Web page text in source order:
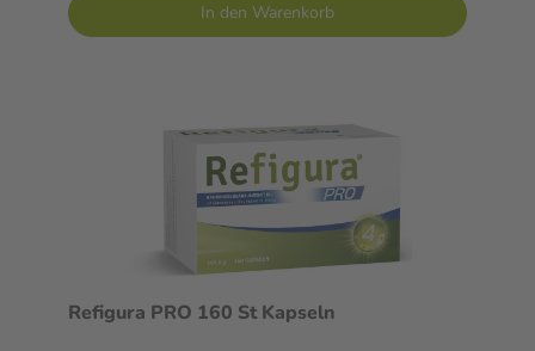
In den Warenkorb
Refigura PRO 160 St Kapseln